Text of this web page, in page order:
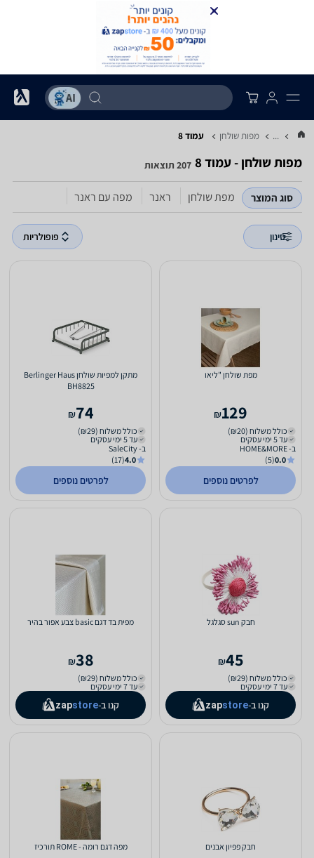
... מפות שולחן עמוד 8
מפות שולחן - עמוד 8 207 תוצאות
סוג המוצר מפת שולחן ראנר מפה עם ראנר
סינון פופולריות
מפת שולחן "ליאו
129
₪
כולל משלוח (₪20)
עד 5 ימי עסקים
ב- HOME&MORE
0.0
(5)
לפרטים נוספים
מתקן למפיות שולחן Berlinger Haus
BH8825
74
₪
כולל משלוח (₪29)
עד 5 ימי עסקים
ב- SaleCity
4.0
(17)
לפרטים נוספים
חבק sun סגלגל
45
₪
כולל משלוח (₪29)
עד 7 ימי עסקים
קנו ב- zapstore
מפית בד דגם basic צבע אפור בהיר
38
₪
כולל משלוח (₪29)
עד 7 ימי עסקים
קנו ב- zapstore
חבק פפיון אבנים מפה דגם רומה - ROME תורכיז